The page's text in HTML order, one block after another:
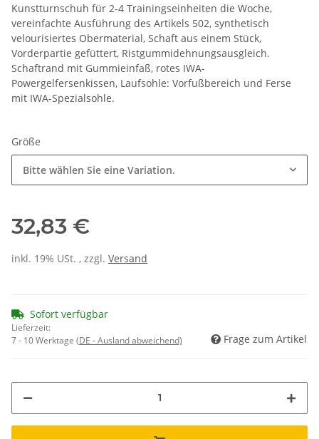
Kunstturnschuh für 2-4 Trainingseinheiten die Woche,
vereinfachte Ausführung des Artikels 502, synthetisch
velourisiertes Obermaterial, Schaft aus einem Stück,
Vorderpartie gefüttert, Ristgummidehnungsausgleich.
Schaftrand mit Gummieinfaß, rotes IWA-
Powergelfersenkissen, Laufsohle: Vorfußbereich und Ferse
mit IWA-Spezialsohle.
Größe
Bitte wählen Sie eine Variation.
32,83 €
inkl. 19% USt. , zzgl. Versand
Sofort verfügbar
Lieferzeit:
7 - 10 Werktage (DE - Ausland abweichend) Frage zum Artikel